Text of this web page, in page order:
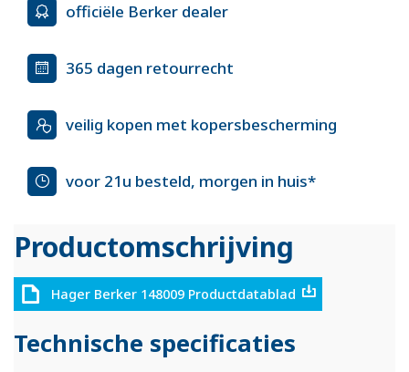
officiële Berker dealer
365 dagen retourrecht
veilig kopen met kopersbescherming
voor 21u besteld, morgen in huis*
Productomschrijving
Hager Berker 148009 Productdatablad
Technische specificaties